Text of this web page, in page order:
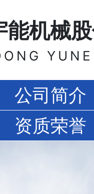
能机械
公司简介
资质荣誉